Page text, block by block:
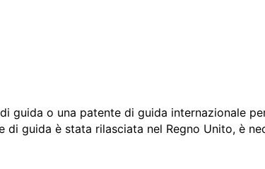
guida o una patente di guida internazionale
guida è stata rilasciata nel Regno Unito, è